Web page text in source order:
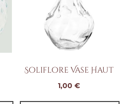
Soliflore Vase Haut
1,00€